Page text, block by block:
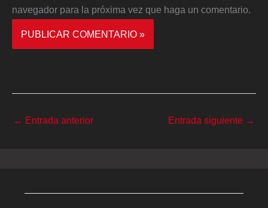
navegador para la próxima vez que haga un comentario.
← Entrada anterior Entrada siguiente →